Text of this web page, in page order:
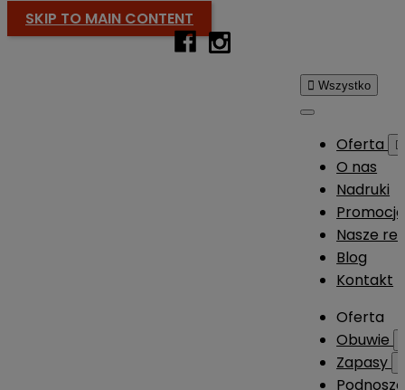
SKIP TO MAIN CONTENT
 Wszystko
Oferta 
O nas
Nadruki
Promocje
Nasze
Blog
Kontakt
Oferta
Obuwie
Zapasy